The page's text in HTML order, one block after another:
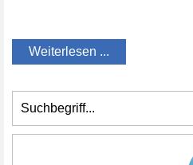
Weiterlesen ...